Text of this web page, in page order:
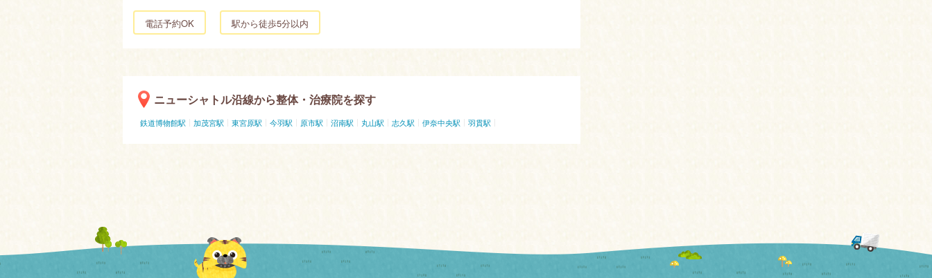
電話予約OK 駅から徒歩5分以内
ニューシャトル沿線から整体・治療院を探す
鉄道博物館駅 加茂宮駅 東宮原駅 今羽駅 原市駅 沼南駅 丸山駅 志久駅 伊奈中央駅 羽貫駅